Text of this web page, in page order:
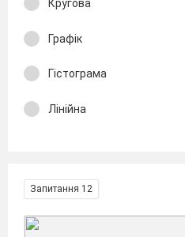
Кругова
Графік
Гістограма
Лінійна
Запитання 12